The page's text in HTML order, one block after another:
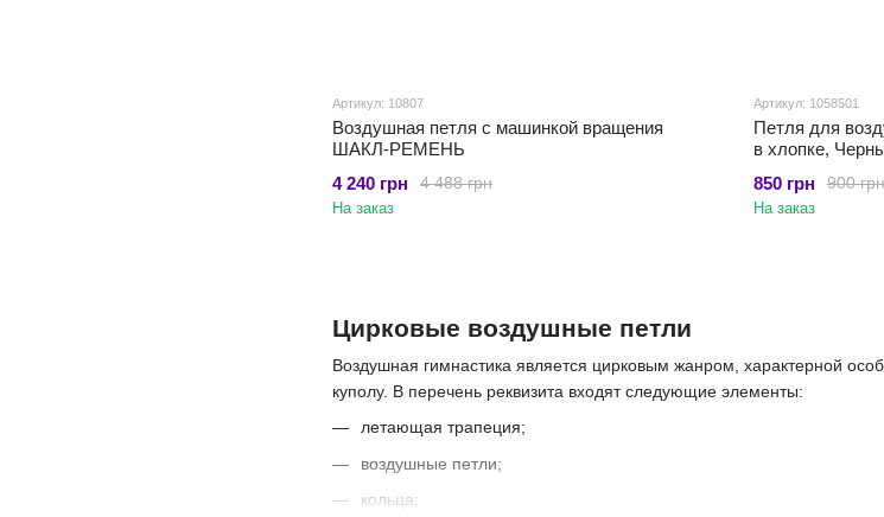
Цирковые воздушные петли
Воздушная гимнастика является цирковым жанром, характерной
куполу. В перечень реквизита входят следующие элементы:
летающая трапеция;
воздушные петли;
кольца;
Артикул: 10807
Воздушная петля с машинкой вращения
ШАКЛ-РЕМЕНЬ
4 488 грн
4 240 грн
На заказ
Артикул: 1058501
Петля для
в хлопке,
900 грн
850 грн
На заказ